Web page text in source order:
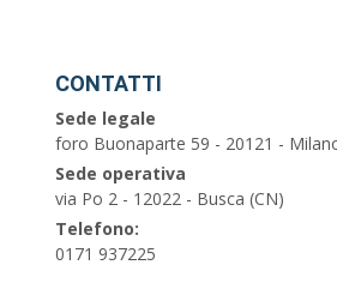
CONTATTI
Sede legale
foro Buonaparte 59 - 20121 -
Sede operativa
via Po 2 - 12022 - Busca (CN)
Telefono:
0171 937225